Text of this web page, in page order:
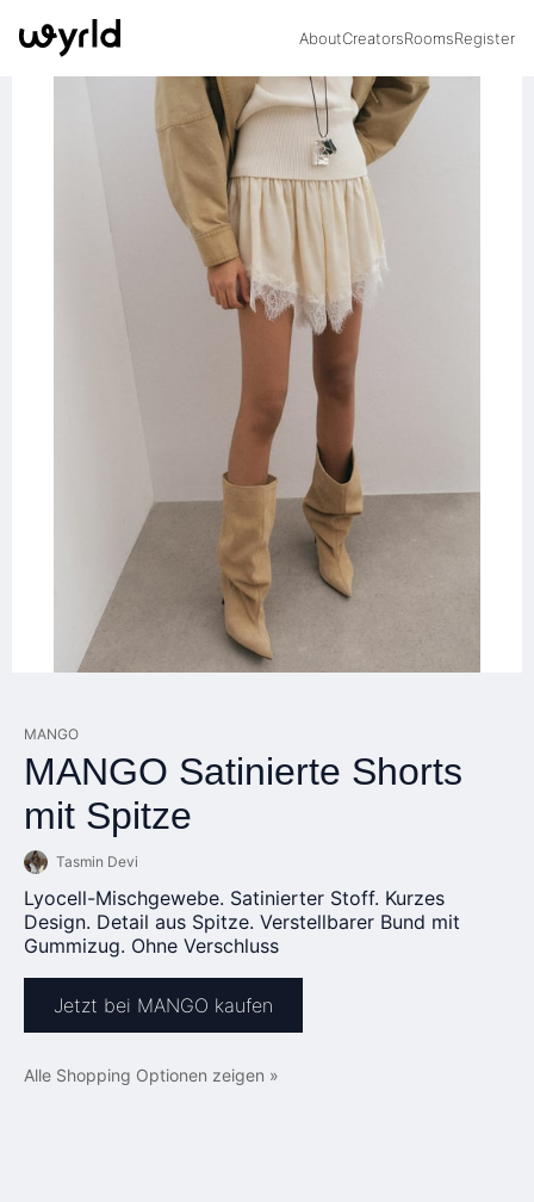
AboutCreatorsRoomsRegister
MANGO
MANGO Satinierte Shorts
mit Spitze
Tasmin Devi
Lyocell-Mischgewebe. Satinierter Stoff. Kurzes
Design. Detail aus Spitze. Verstellbarer Bund mit
Gummizug. Ohne Verschluss
Jetzt bei MANGO kaufen
Alle Shopping Optionen zeigen »